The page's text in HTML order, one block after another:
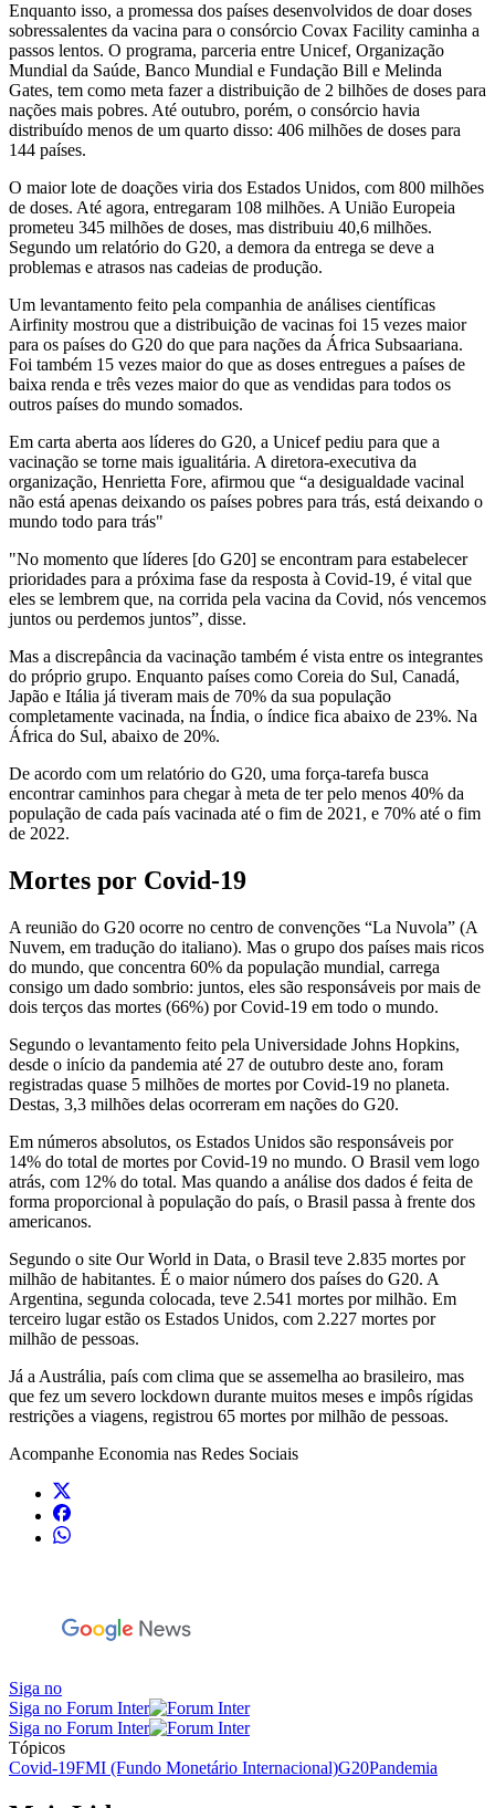
Enquanto isso, a promessa dos países desenvolvidos de doar doses
sobressalentes da vacina para o consórcio Covax Facility caminha a
passos lentos. O programa, parceria entre Unicef, Organização
Mundial da Saúde, Banco Mundial e Fundação Bill e Melinda
Gates, tem como meta fazer a distribuição de 2 bilhões de doses para
nações mais pobres. Até outubro, porém, o consórcio havia
distribuído menos de um quarto disso: 406 milhões de doses para
144 países.
O maior lote de doações viria dos Estados Unidos, com 800 milhões
de doses. Até agora, entregaram 108 milhões. A União Europeia
prometeu 345 milhões de doses, mas distribuiu 40,6 milhões.
Segundo um relatório do G20, a demora da entrega se deve a
problemas e atrasos nas cadeias de produção.
Um levantamento feito pela companhia de análises científicas
Airfinity mostrou que a distribuição de vacinas foi 15 vezes maior
para os países do G20 do que para nações da África Subsaariana.
Foi também 15 vezes maior do que as doses entregues a países de
baixa renda e três vezes maior do que as vendidas para todos os
outros países do mundo somados.
Em carta aberta aos líderes do G20, a Unicef pediu para que a
vacinação se torne mais igualitária. A diretora-executiva da
organização, Henrietta Fore, afirmou que “a desigualdade vacinal
não está apenas deixando os países pobres para trás, está deixando o
mundo todo para trás"
"No momento que líderes [do G20] se encontram para estabelecer
prioridades para a próxima fase da resposta à Covid-19, é vital que
eles se lembrem que, na corrida pela vacina da Covid, nós vencemos
juntos ou perdemos juntos”, disse.
Mas a discrepância da vacinação também é vista entre os integrantes
do próprio grupo. Enquanto países como Coreia do Sul, Canadá,
Japão e Itália já tiveram mais de 70% da sua população
completamente vacinada, na Índia, o índice fica abaixo de 23%. Na
África do Sul, abaixo de 20%.
De acordo com um relatório do G20, uma força-tarefa busca
encontrar caminhos para chegar à meta de ter pelo menos 40% da
população de cada país vacinada até o fim de 2021, e 70% até o fim
de 2022.
Mortes por Covid-19
A reunião do G20 ocorre no centro de convenções “La Nuvola” (A
Nuvem, em tradução do italiano). Mas o grupo dos países mais ricos
do mundo, que concentra 60% da população mundial, carrega
consigo um dado sombrio: juntos, eles são responsáveis por mais de
dois terços das mortes (66%) por Covid-19 em todo o mundo.
Segundo o levantamento feito pela Universidade Johns Hopkins,
desde o início da pandemia até 27 de outubro deste ano, foram
registradas quase 5 milhões de mortes por Covid-19 no planeta.
Destas, 3,3 milhões delas ocorreram em nações do G20.
Em números absolutos, os Estados Unidos são responsáveis por
14% do total de mortes por Covid-19 no mundo. O Brasil vem logo
atrás, com 12% do total. Mas quando a análise dos dados é feita de
forma proporcional à população do país, o Brasil passa à frente dos
americanos.
Segundo o site Our World in Data, o Brasil teve 2.835 mortes por
milhão de habitantes. É o maior número dos países do G20. A
Argentina, segunda colocada, teve 2.541 mortes por milhão. Em
terceiro lugar estão os Estados Unidos, com 2.227 mortes por
milhão de pessoas.
Já a Austrália, país com clima que se assemelha ao brasileiro, mas
que fez um severo lockdown durante muitos meses e impôs rígidas
restrições a viagens, registrou 65 mortes por milhão de pessoas.
Acompanhe Economia nas Redes Sociais
Siga no
Siga no Forum Inter
Siga no Forum Inter
Tópicos
Covid-19FMI (Fundo Monetário Internacional)G20Pandemia